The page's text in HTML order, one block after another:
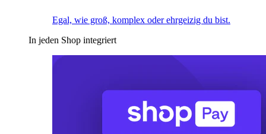
Egal, wie groß, komplex oder ehrgeizig du bist.
In jeden Shop integriert